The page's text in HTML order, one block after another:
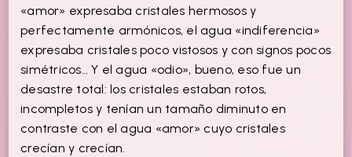
«amor» expresaba cristales hermosos y
perfectamente armónicos, el agua «indiferencia»
expresaba cristales poco vistosos y con signos pocos
simétricos… Y el agua «odio», bueno, eso fue un
desastre total: los cristales estaban rotos,
incompletos y tenían un tamaño diminuto en
contraste con el agua «amor» cuyo cristales
crecían y crecían.